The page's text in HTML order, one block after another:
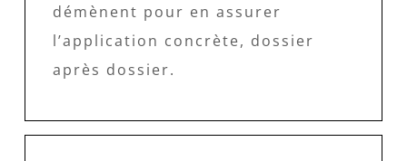
démènent pour en assurer
l’application concrète, dossier
après dossier.